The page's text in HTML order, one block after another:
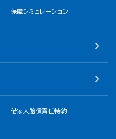
保障シミュレーション
借家人賠償責任特約